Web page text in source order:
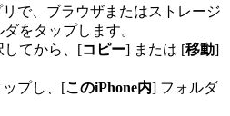
で、ブラウザまたはストレージ
をタップします。
してから、[コピー] または [移動]
プし、[このiPhone内] フォルダ